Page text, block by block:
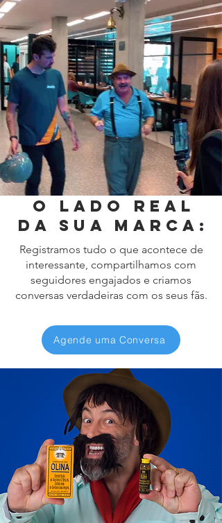
O lado real
da sua marca:
Registramos tudo o que acontece de
interessante, compartilhamos com
seguidores engajados e criamos
conversas verdadeiras com os seus fãs.
Agende uma Conversa